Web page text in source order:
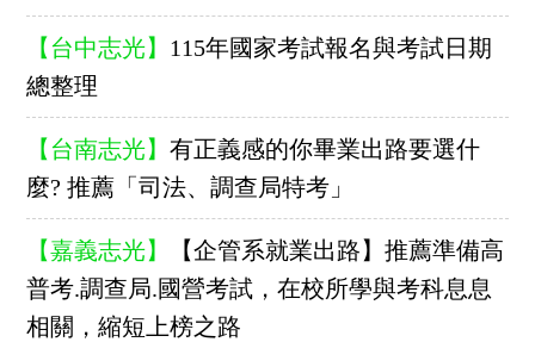
【台中志光】 115年國家考試報名與考試日期
總整理
【台南志光】 有正義感的你畢業出路要選什
麼? 推薦「司法、調查局特考」
【嘉義志光】
【企管系就業出路】推薦準備高
普考.調查局.國營考試，在校所學與考科息息
相關，縮短上榜之路